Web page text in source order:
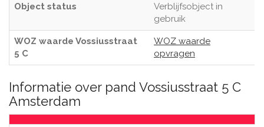
Object status
Verblijfsobject in
gebruik
WOZ waarde Vossiusstraat
5 C
WOZ waarde
opvragen
Informatie over pand Vossiusstraat 5 C
Amsterdam